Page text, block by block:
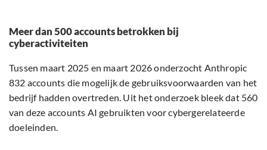
Meer dan 500 accounts betrokken bij
cyberactiviteiten
Tussen maart 2025 en maart 2026 onderzocht Anthropic
832 accounts die mogelijk de gebruiksvoorwaarden van het
bedrijf hadden overtreden. Uit het onderzoek bleek dat 560
van deze accounts AI gebruikten voor cybergerelateerde
doeleinden.